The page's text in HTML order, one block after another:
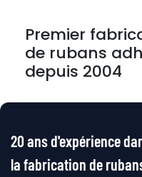
Premier
de rubans
depuis 2004
20 ans d'expérience
la fabrication de